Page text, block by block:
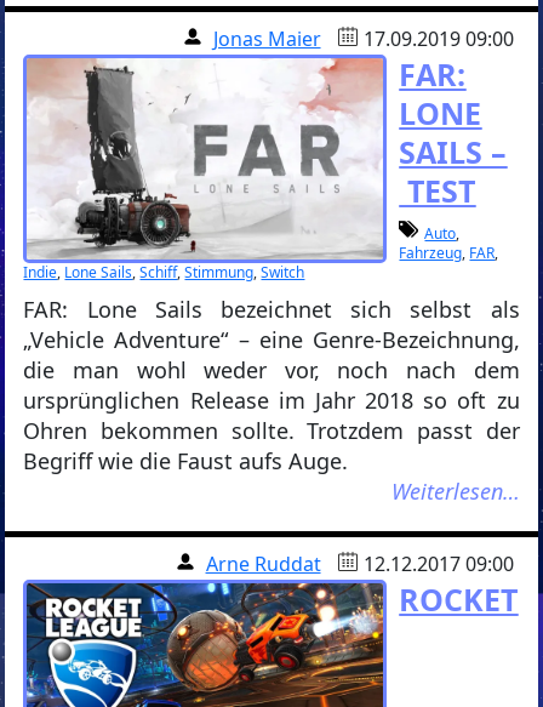
Jonas Maier 17.09.2019 09:00
FAR:
LONE
SAILS –
TEST
Auto,
Fahrzeug, FAR,
Indie, Lone Sails,Schiff,Stimmung,Switch
FAR: Lone Sails bezeichnet sich selbst als
„Vehicle Adventure“ – eine Genre-Bezeichnung,
die man wohl weder vor, noch nach dem
ursprünglichen Release im Jahr 2018 so oft zu
Ohren bekommen sollte. Trotzdem passt der
Begriff wie die Faust aufs Auge.
Weiterlesen…
Arne Ruddat 12.12.2017 09:00
ROCKET